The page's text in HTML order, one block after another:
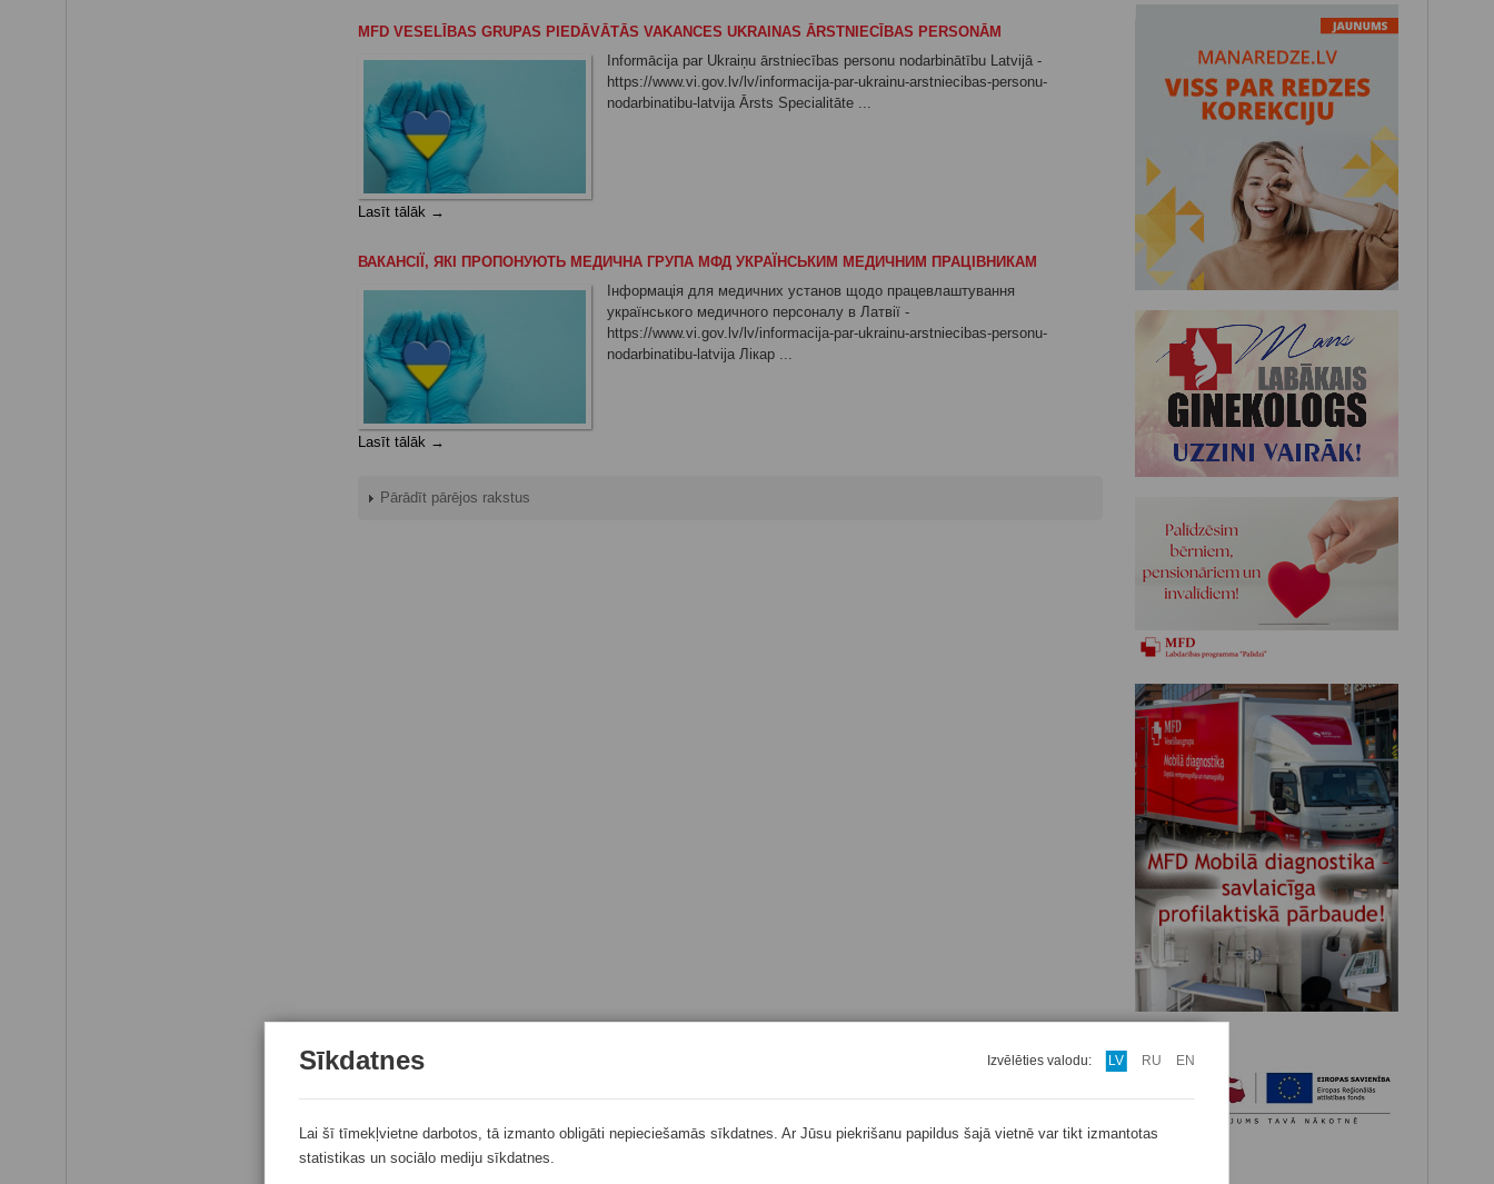
MFD VESELĪBAS GRUPAS PIEDĀVĀTĀS VAKANCES UKRAINAS ĀRSTNIECĪBAS PERSONĀM
Informācija par Ukraiņu ārstniecības personu nodarbinātību Latvijā -
https://www.vi.gov.lv/lv/informacija-par-ukrainu-arstniecibas-personu-
nodarbinatibu-latvija Ārsts Specialitāte ...
Lasīt tālāk →
ВАКАНСІЇ, ЯКІ ПРОПОНУЮТЬ МЕДИЧНА ГРУПА МФД УКРАЇНСЬКИМ МЕДИЧНИМ ПРАЦІВНИКАМ
Інформація для медичних установ щодо працевлаштування
українського медичного персоналу в Латвії -
https://www.vi.gov.lv/lv/informacija-par-ukrainu-arstniecibas-personu-
nodarbinatibu-latvija Лікар ...
Lasīt tālāk →
Pārādīt pārējos rakstus
Sīkdatnes Izvēlēties valodu: LV RU EN
Lai šī tīmekļvietne darbotos, tā izmanto obligāti nepieciešamās sīkdatnes. Ar Jūsu piekrišanu papildus šajā vietnē var tikt izmantotas
statistikas un sociālo mediju sīkdatnes.